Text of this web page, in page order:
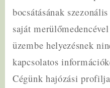
bocsátásának
saját
üzembe helyezésnek
kapcsolatos
Cégünk hajózási